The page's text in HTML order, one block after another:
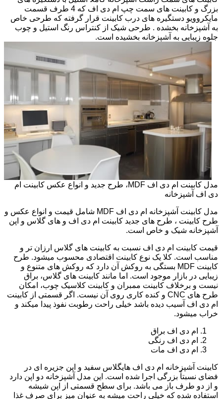
بزرگ و کابینت های سمت چپ ام دی اف که 4 طرف قسمت
مایکروویو دستگیره های درب کابینت قرار گرفته که طرحی خاص
به آشپزخانه بخشده . طرحی شیک از کنتراس رنگ استیل و چوب
جلوه زیبایی به آشپزخانه بخشیده است.
مدل کابینت ام دی اف MDF، طرح جدید و انواع عکس کابینت ام
دی اف آشپزخانه
مدل کابینت آشپزخانه ام دی اف MDF شامل قیمت و انواع عکس و
طرح کابینت ، طرح های جدید کابینت ام دی اف و های گلاس و اپن
آشپزخانه شیک و خاص است.
قیمت کابینت ام دی اف نسبت به کابینت های گلاس ارزان تر و
مناسب است. کلا یک نوع کابینت اقتصادی محسوب میشود. طرح
کابینت MDF بستگی به روکش آن دارد که روکش های متنوع و
زیبایی در بازار موجود است. اما مانند کابینت های گلاس، براق
نیست و برخلاف کابینت ممبران و کابینت کلاسیک چوب، امکان
طرح های CNC و کنده کاری روی آن نیست. اگر قسمتی از کابینت
ام دی اف آسیب دیده باشد خیلی راحت رطوبت نفوذ پیدا میکند و
خراب میشود.
ام دی اف براق
ام دی اف رنگی
ام دی اف مات
کابینت آشپزخانه ام دی اف هایگلاس سفید و اپن جزیره ای در
فضای نسبتاً بزرگی اجرا شده است. این مدل آشپزخانه دو اپن دارد
و از دو طرف باز می باشد. برای سطح قسمتی از اپن شیشه
استفاده شده که خیلی راحت میشه به عنوان میز برای صرف غذا